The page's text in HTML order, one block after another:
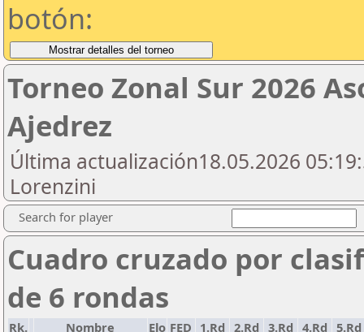
botón:
Torneo Zonal Sur 2026
Ajedrez
Última actualización18.05.2026
Lorenzini
Search for player
Cuadro cruzado por
de 6 rondas
Rk. Nombre Elo FED 1.Rd 2.Rd 3.Rd 4.Rd 5.Rd